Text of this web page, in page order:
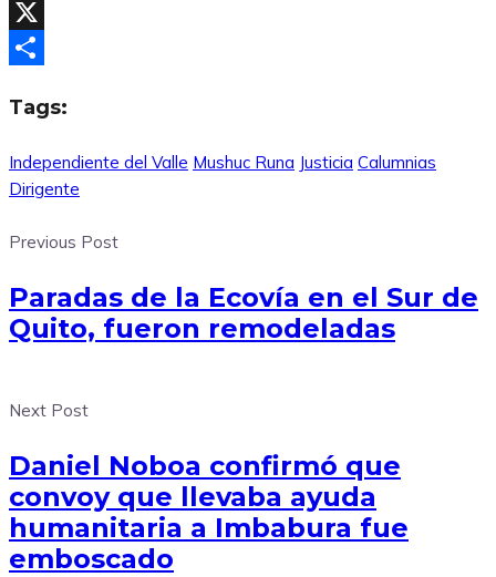
Facebook
X
Tags:
Independiente del Valle Mushuc Runa Justicia Calumnias
Dirigente
Previous Post
Paradas de la Ecovía en el Sur de
Quito, fueron remodeladas
Next Post
Daniel Noboa confirmó que
convoy que llevaba ayuda
humanitaria a Imbabura fue
emboscado